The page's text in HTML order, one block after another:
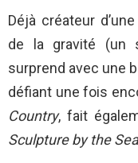
Déjà créateur
de la gravité (un
surprend avec une
défiant une fois
Country, fait
Sculpture by the Sea